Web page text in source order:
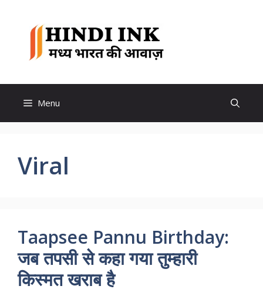
content
Menu
Viral
Taapsee Pannu Birthday:
जब तपसी से कहा गया तुम्हारी
किस्मत खराब है